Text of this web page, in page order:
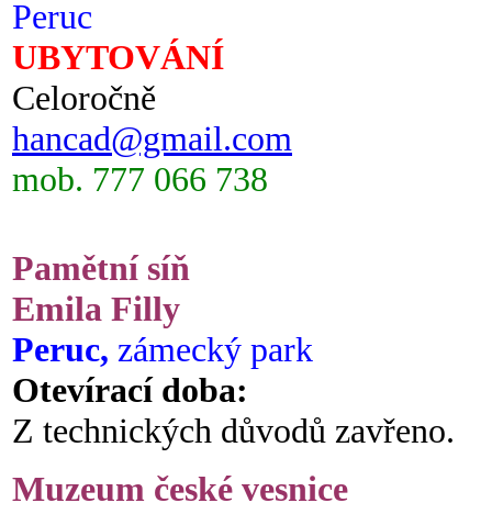
Peruc
UBYTOVÁNÍ
Celoročně
hancad@gmail.com
mob. 777 066 738
Pamětní síň
Emila Filly
Peruc, zámecký park
Otevírací doba:
Z technických důvodů zavřeno.
Muzeum české vesnice